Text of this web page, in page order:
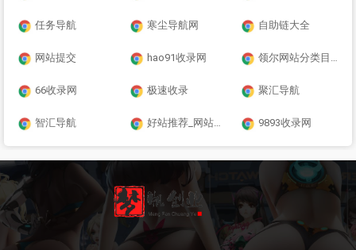
任务导航 寒尘导航网 自助链大全
网站提交 hao91收录网 领尔网站分类目录
66收录网 极速收录 聚汇导航
智汇导航 好站推荐_网站推广 9893收录网